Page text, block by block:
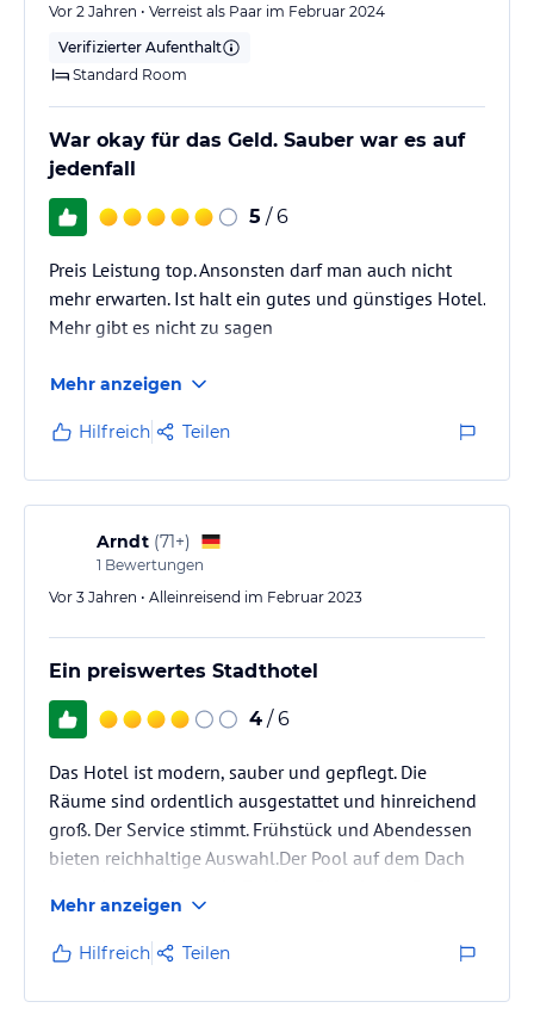
Vor 2 Jahren • Verreist als Paar im Februar 2024
Verifizierter Aufenthalt
Standard Room
War okay für das Geld. Sauber war es auf
jedenfall
5 / 6
Preis Leistung top. Ansonsten darf man auch nicht
mehr erwarten. Ist halt ein gutes und günstiges Hotel.
Mehr gibt es nicht zu sagen
Mehr anzeigen
Hilfreich Teilen
Arndt (71+)
1 Bewertungen
Vor 3 Jahren • Alleinreisend im Februar 2023
Ein preiswertes Stadthotel
4 / 6
Das Hotel ist modern, sauber und gepflegt. Die
Räume sind ordentlich ausgestattet und hinreichend
groß. Der Service stimmt. Frühstück und Abendessen
bieten reichhaltige Auswahl.Der Pool auf dem Dach
und im Schatten. Die Lage in der Stadt ist wenig
anziehend. Es fehlt an gepflegtem Grün und einer
ansprechenden Infrastruktur für Touristen. Der
regelmäßige shuttle des Hotels zum Strand ersetzt
Mehr anzeigen
Hilfreich Teilen